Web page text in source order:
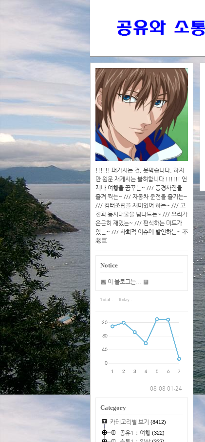
!!!!!! 퍼가시는 건, 못막습니다. 하지
만 원문 재게시는 불허합니다 !!!!!! 언
제나 여행을 꿈꾸는~ /// 풍경사진을
즐겨 찍는~ /// 자동차 운전을 즐기는~
/// 컴터조립을 재미있어 하는~ /// 고
전과 동시대물을 넘나드는~ /// 요리가
은근히 재밌는~ /// 편식하는 미드가
있는~ /// 사회적 이슈에 발언하는~ 不
老巨
Notice
▩ 이 블로그는... ▩
Total : Today :
08-08 01:24
Category
카테고리별 보기 (8412)
공유1：여행 (322)